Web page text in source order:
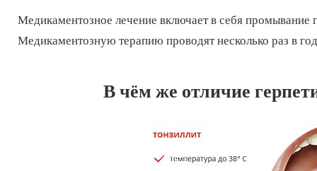
Медикаментозное лечение включает в себя промывание
Медикаментозную терапию проводят несколько раз в
В чём же отличие